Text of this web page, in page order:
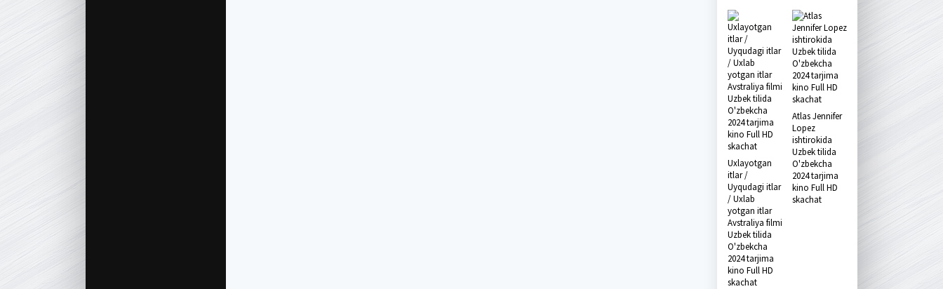
Uxlayotgan
itlar /
Uyqudagi itlar
/ Uxlab
yotgan itlar
Avstraliya filmi
Uzbek tilida
O'zbekcha
2024 tarjima
kino Full HD
skachat
Atlas Jennifer
Lopez
ishtirokida
Uzbek tilida
O'zbekcha
2024 tarjima
kino Full HD
skachat